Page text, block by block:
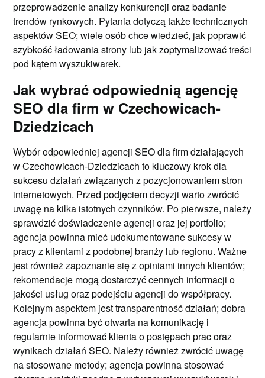
przeprowadzenie analizy konkurencji oraz badanie
trendów rynkowych. Pytania dotyczą także technicznych
aspektów SEO; wiele osób chce wiedzieć, jak poprawić
szybkość ładowania strony lub jak zoptymalizować treści
pod kątem wyszukiwarek.
Jak wybrać odpowiednią agencję
SEO dla firm w Czechowicach-
Dziedzicach
Wybór odpowiedniej agencji SEO dla firm działających
w Czechowicach-Dziedzicach to kluczowy krok dla
sukcesu działań związanych z pozycjonowaniem stron
internetowych. Przed podjęciem decyzji warto zwrócić
uwagę na kilka istotnych czynników. Po pierwsze, należy
sprawdzić doświadczenie agencji oraz jej portfolio;
agencja powinna mieć udokumentowane sukcesy w
pracy z klientami z podobnej branży lub regionu. Ważne
jest również zapoznanie się z opiniami innych klientów;
rekomendacje mogą dostarczyć cennych informacji o
jakości usług oraz podejściu agencji do współpracy.
Kolejnym aspektem jest transparentność działań; dobra
agencja powinna być otwarta na komunikację i
regularnie informować klienta o postępach prac oraz
wynikach działań SEO. Należy również zwrócić uwagę
na stosowane metody; agencja powinna stosować